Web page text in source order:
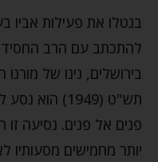
בנטלו את פעילות אביו
להתכתב עם הרב
בירושלים, נינו של
תש"ט (1949)
פנים אל פנים. נסיעה זו
יותר מחמישים